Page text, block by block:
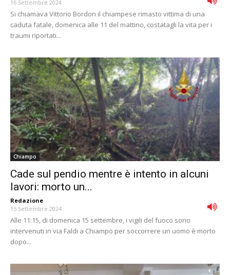
16 Settembre 2024
Si chiamava Vittorio Bordon il chiampese rimasto vittima di una
caduta fatale, domenica alle 11 del mattino, costatagli la vita per i
traumi riportati...
Chiampo
Cade sul pendio mentre è intento in alcuni
lavori: morto un...
Redazione -
15 Settembre 2024
Alle 11:15, di domenica 15 settembre, i vigili del fuoco sono
intervenuti in via Faldi a Chiampo per soccorrere un uomo è morto
dopo...